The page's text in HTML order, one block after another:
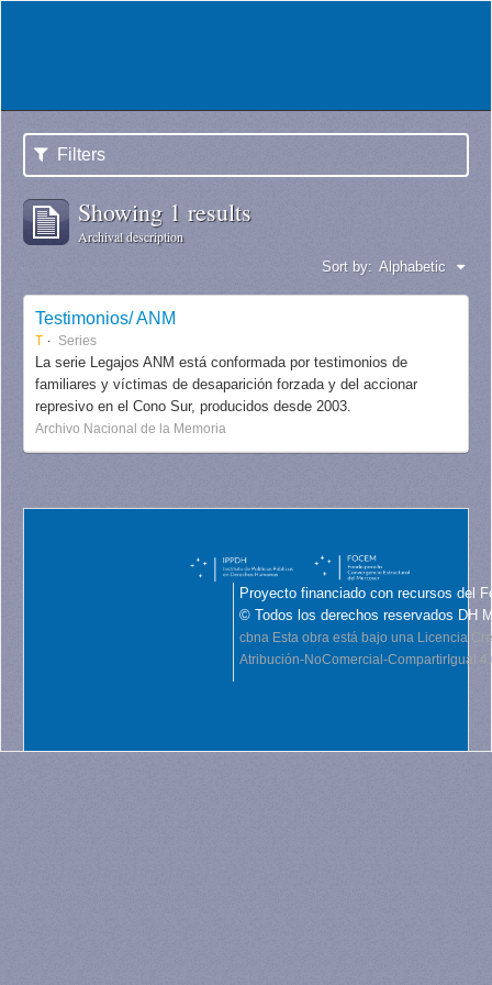
Filters
Showing 1 results
Archival description
Sort by: Alphabetic
Testimonios/ ANM
T Series
La serie Legajos ANM está conformada por testimonios de
familiares y víctimas de desaparición forzada y del accionar
represivo en el Cono Sur, producidos desde 2003.
Archivo Nacional de la Memoria
Proyecto financiado con recursos del
© Todos los derechos reservados DH
cbna Esta obra está bajo una Licencia
Atribución-NoComercial-CompartirIgual